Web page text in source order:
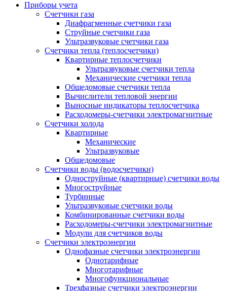
Приборы учета
Счетчики газа
Диафрагменные счетчики газа
Струйные счетчики газа
Ультразвуковые счетчики газа
Счетчики тепла (теплосчетчики)
Квартирные теплосчетчики
Ультразвуковые счетчики тепла
Механические счетчики тепла
Общедомовые счетчики тепла
Вычислители тепловой энергии
Выносные индикаторы теплосчетчика
Расходомеры-счетчики электромагнитные
Счетчики холода
Квартирные
Механические
Ультразвуковые
Общедомовые
Счетчики воды (водосчетчики)
Одноструйные (квартирные) счетчики воды
Многоструйные
Турбинные
Ультразвуковые счетчики воды
Комбинированные счетчики воды
Расходомеры-счетчики электромагнитные
Модули для счетчиков воды
Счетчики электроэнергии
Однофазные счетчики электроэнергии
Однотарифные
Многотарифные
Многофункциональные
Трехфазные счетчики электроэнергии